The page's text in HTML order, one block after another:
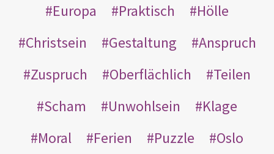
Europa
Praktisch
Hölle
Christsein
Gestaltung
Anspruch
Zuspruch
Oberflächlich
Teilen
Scham
Unwohlsein
Klage
Moral
Ferien Puzzle
Oslo